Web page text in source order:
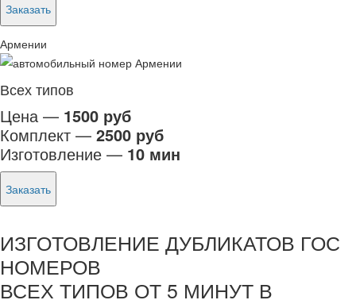
Заказать
Армении
Всех типов
Цена — 1500 руб
Комплект — 2500 руб
Изготовление — 10 мин
Заказать
ИЗГОТОВЛЕНИЕ ДУБЛИКАТОВ ГОС
НОМЕРОВ
ВСЕХ ТИПОВ ОТ 5 МИНУТ В